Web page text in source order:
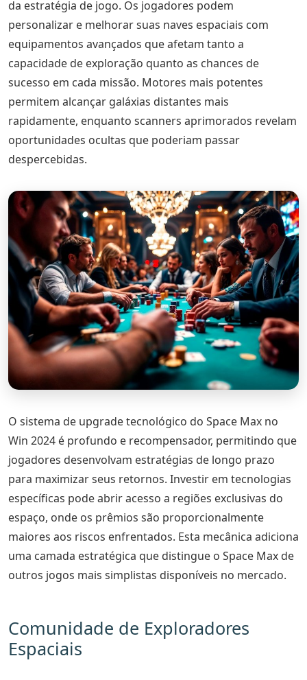
da estratégia de jogo. Os jogadores podem
personalizar e melhorar suas naves espaciais com
equipamentos avançados que afetam tanto a
capacidade de exploração quanto as chances de
sucesso em cada missão. Motores mais potentes
permitem alcançar galáxias distantes mais
rapidamente, enquanto scanners aprimorados revelam
oportunidades ocultas que poderiam passar
despercebidas.
O sistema de upgrade tecnológico do Space Max no
Win 2024 é profundo e recompensador, permitindo que
jogadores desenvolvam estratégias de longo prazo
para maximizar seus retornos. Investir em tecnologias
específicas pode abrir acesso a regiões exclusivas do
espaço, onde os prêmios são proporcionalmente
maiores aos riscos enfrentados. Esta mecânica adiciona
uma camada estratégica que distingue o Space Max de
outros jogos mais simplistas disponíveis no mercado.
Comunidade de Exploradores
Espaciais